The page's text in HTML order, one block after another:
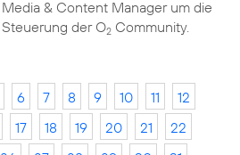
Media & Content Manager um die
Steuerung der O2Community.
6 7 8 9 10 11
12
17 18 19 20 21
22